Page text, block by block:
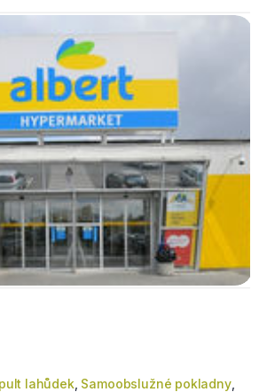
lahůdek, Samoobslužné pokladny,